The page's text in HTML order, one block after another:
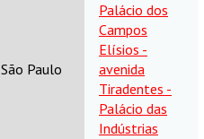
São Paulo
Palácio dos
Campos
Elísios -
avenida
Tiradentes -
Palácio das
Indústrias